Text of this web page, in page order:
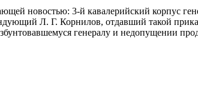
новостью: 3-й кавалерийский корпус
Л. Г. Корнилов, отдавший такой
генералу и недопущении